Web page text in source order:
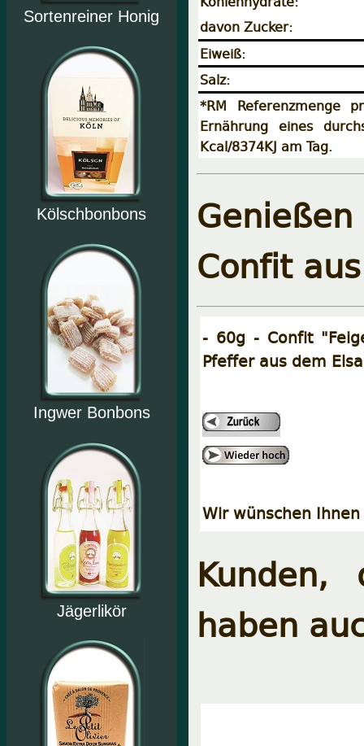
Sortenreiner Honig
Kölschbonbons
Ingwer Bonbons
Jägerlikör
davon Zucker:
Eiweiß:
Salz:
*RM Referenzmenge
Ernährung eines
Kcal/8374KJ am Tag.
Confit
- 60g - Confit
Pfeffer aus dem
Wir wünschen
haben